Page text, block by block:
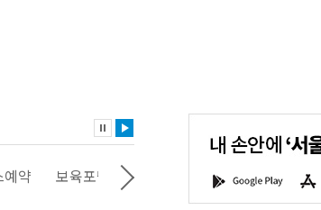
약 보육포털 문화포털 평
내
울'을
다
G
o
o
A
p
p